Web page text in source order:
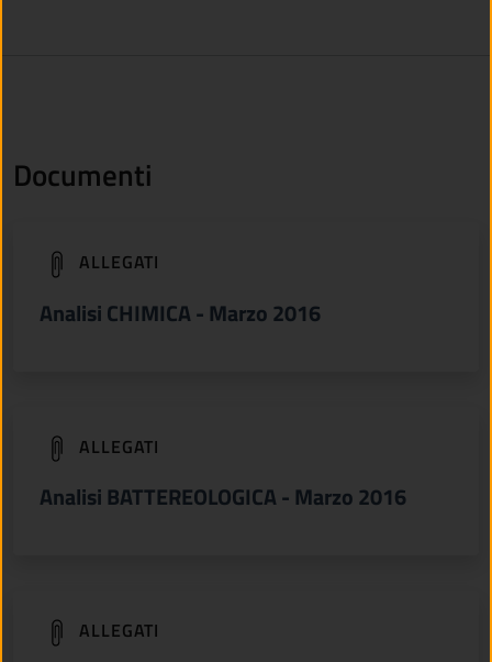
Documenti
ALLEGATI
Analisi CHIMICA - Marzo 2016
(apre in un'altra scheda).
ALLEGATI
Analisi BATTEREOLOGICA - Marzo 2016
(apre in un'altra scheda).
ALLEGATI
(apre in un'altra scheda).